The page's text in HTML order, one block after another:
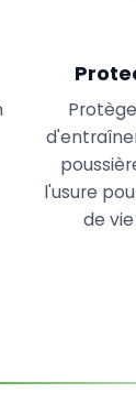
l'usure
de